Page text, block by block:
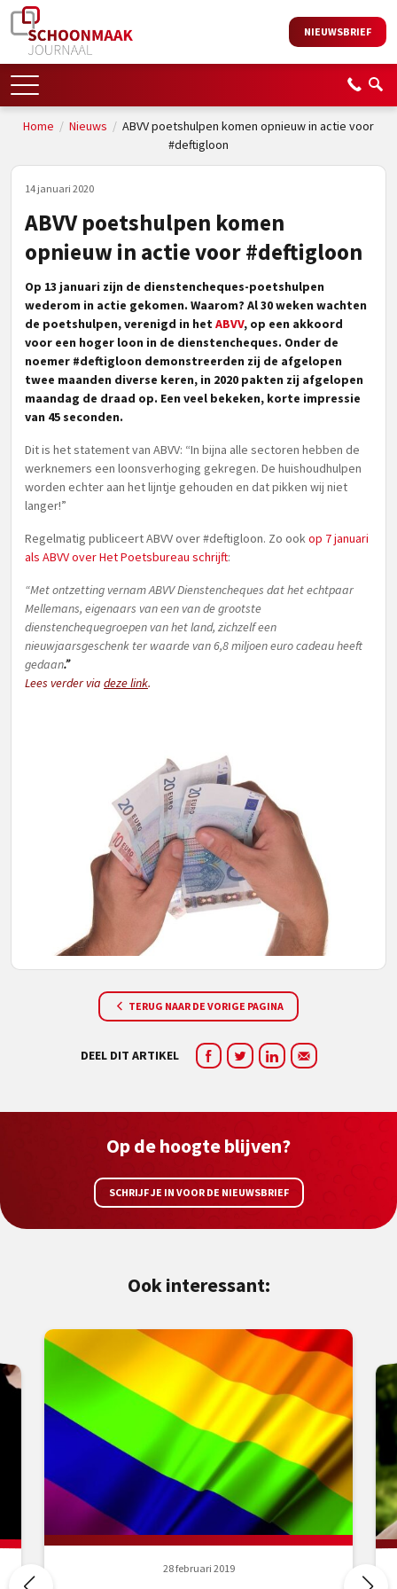
NIEUWSBRIEF
Home / Nieuws / ABVV poetshulpen komen opnieuw in actie voor
#deftigloon
14 januari 2020
ABVV poetshulpen komen
opnieuw in actie voor #deftigloon
Op 13 januari zijn de dienstencheques-poetshulpen
wederom in actie gekomen. Waarom? Al 30 weken wachten
de poetshulpen, verenigd in het ABVV, op een akkoord
voor een hoger loon in de dienstencheques. Onder de
noemer #deftigloon demonstreerden zij de afgelopen
twee maanden diverse keren, in 2020 pakten zij afgelopen
maandag de draad op. Een veel bekeken, korte impressie
van 45 seconden.
Dit is het statement van ABVV: “In bijna alle sectoren hebben de
werknemers een loonsverhoging gekregen. De huishoudhulpen
worden echter aan het lijntje gehouden en dat pikken wij niet
langer!”
Regelmatig publiceert ABVV over #deftigloon. Zo ookop 7 januari
als ABVV over Het Poetsbureau schrijft:
“Met ontzetting vernam ABVV Dienstencheques dat het echtpaar
Mellemans, eigenaars van een van de grootste
dienstenchequegroepen van het land, zichzelf een
nieuwjaarsgeschenk ter waarde van 6,8 miljoen euro cadeau heeft
gedaan.”
Lees verder via deze link.
TERUG NAAR DE VORIGE PAGINA
DEEL DIT ARTIKEL
Op de hoogte blijven?
SCHRIJF JE IN VOOR DE NIEUWSBRIEF
Ook interessant:
28 februari 2019